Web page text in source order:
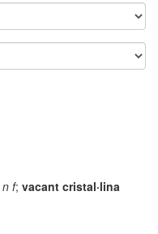
n f;vacant cristal·lina